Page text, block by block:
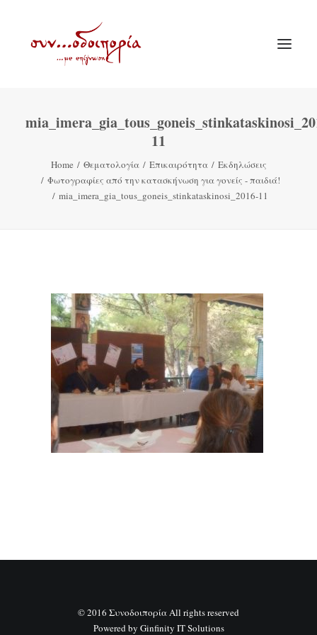
ΑΡΧΙΚΗ
ΑΝΑΚΟΙΝΩΣΕΙΣ
ΕΝΟΡΙΑ ΕΝ ΔΡΑΣΕΙ
ΕΠΙΚΟΙΝΩΝΙΑ
SEARCH
11
Home Θεματολογία Επικαιρότητα
Εκδηλώσεις
Φωτογραφίες από την κατασκήνωση για γονείς - παιδιά!
mia_imera_gia_tous_goneis_stinkataskinosi_2016-11
© 2016 Συνοδοιπορία All rights reserved
Powered by Ginfinity IT Solutions